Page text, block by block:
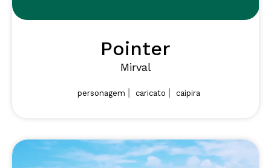
Pointer
Mirval
personagem caricato caipira